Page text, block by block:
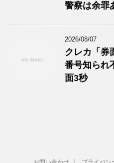
警察は余罪
2026/08/07
クレカ「
番号知ら
面3秒